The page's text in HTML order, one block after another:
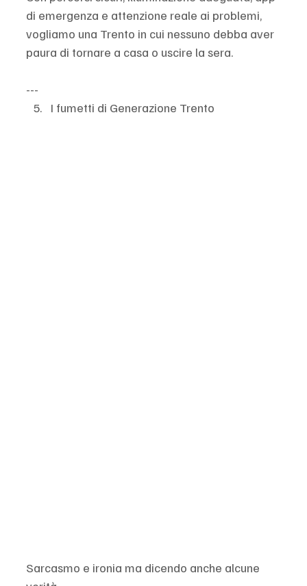
di emergenza e attenzione reale ai problemi,
vogliamo una Trento in cui nessuno debba aver
paura di tornare a casa o uscire la sera.
---
I fumetti di Generazione Trento
Sarcasmo e ironia ma dicendo anche alcune